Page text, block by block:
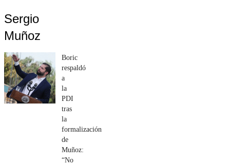
Sergio
Muñoz
Boric
respaldó
a
la
PDI
tras
la
formalización
de
Muñoz:
“No